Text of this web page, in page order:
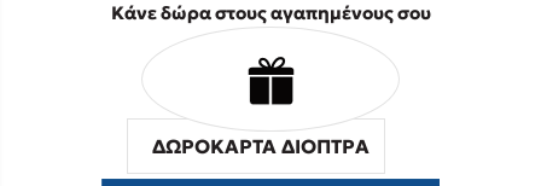
Κάνε δώρα στους αγαπημένους σου
ΔΩΡΟΚΑΡΤΑ ΔΙΟΠΤΡΑ